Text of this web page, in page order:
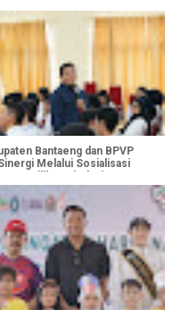
Bantaeng dan BPVP
Melalui Sosialisasi